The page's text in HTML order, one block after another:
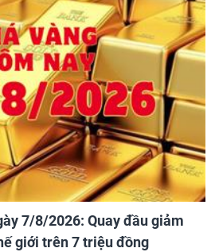
7/8/2026: Quay đầu giảm
giới trên 7 triệu đồng